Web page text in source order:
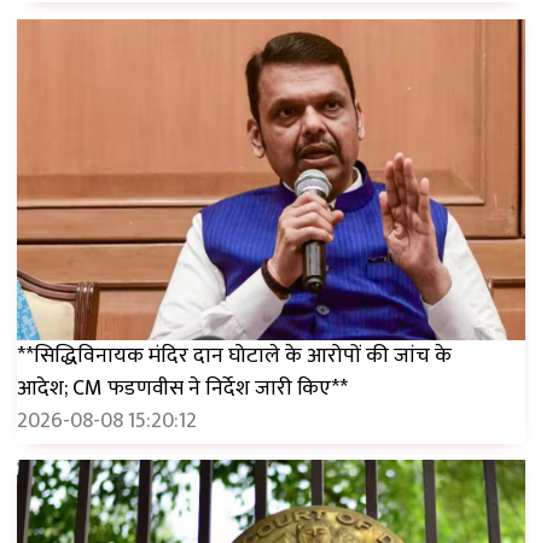
**सिद्धिविनायक मंदिर दान घोटाले के आरोपों की जांच के
आदेश; CM फडणवीस ने निर्देश जारी किए**
2026-08-08 15:20:12